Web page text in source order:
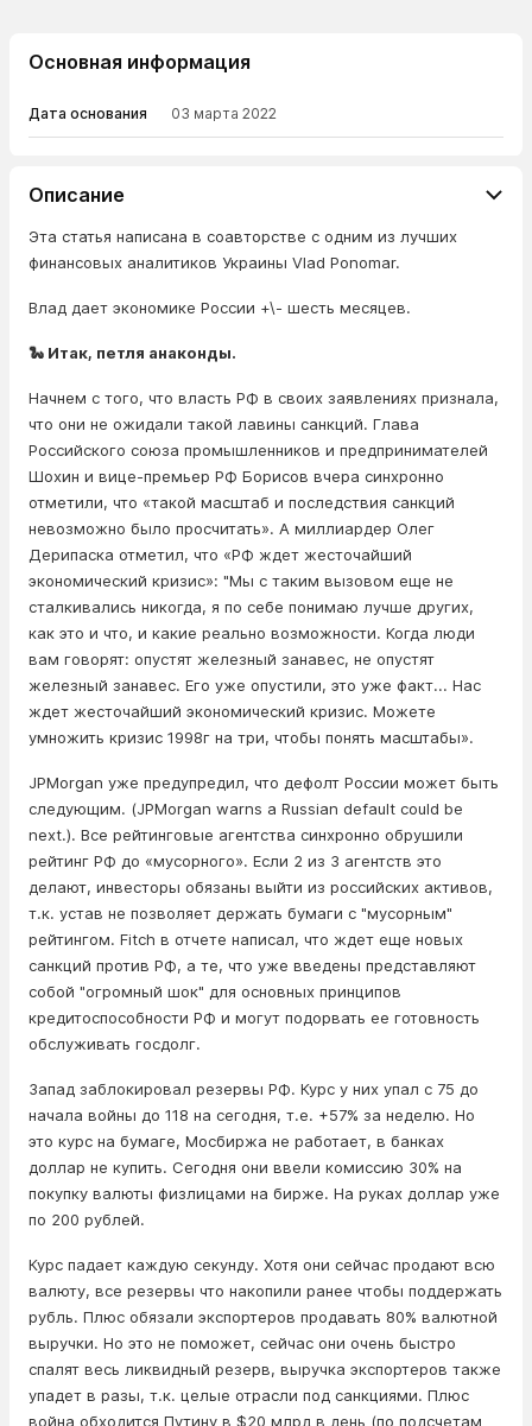
Основная информация
Дата основания 03 марта 2022
Описание
Эта статья написана в соавторстве с одним из лучших
финансовых аналитиков Украины Vlad Ponomar.
Влад дает экономике России +\- шесть месяцев.
🐍 Итак, петля анаконды.
Начнем с того, что власть РФ в своих заявлениях признала,
что они не ожидали такой лавины санкций. Глава
Российского союза промышленников и предпринимателей
Шохин и вице-премьер РФ Борисов вчера синхронно
отметили, что «такой масштаб и последствия санкций
невозможно было просчитать». А миллиардер Олег
Дерипаска отметил, что «РФ ждет жесточайший
экономический кризис»: "Мы с таким вызовом еще не
сталкивались никогда, я по себе понимаю лучше других,
как это и что, и какие реально возможности. Когда люди
вам говорят: опустят железный занавес, не опустят
железный занавес. Его уже опустили, это уже факт... Нас
ждет жесточайший экономический кризис. Можете
умножить кризис 1998г на три, чтобы понять масштабы».
JPMorgan уже предупредил, что дефолт России может быть
следующим. (JPMorgan warns a Russian default could be
next.). Все рейтинговые агентства синхронно обрушили
рейтинг РФ до «мусорного». Если 2 из 3 агентств это
делают, инвесторы обязаны выйти из российских активов,
т.к. устав не позволяет держать бумаги с "мусорным"
рейтингом. Fitch в отчете написал, что ждет еще новых
санкций против РФ, а те, что уже введены представляют
собой "огромный шок" для основных принципов
кредитоспособности РФ и могут подорвать ее готовность
обслуживать госдолг.
Запад заблокировал резервы РФ. Курс у них упал с 75 до
начала войны до 118 на сегодня, т.е. +57% за неделю. Но
это курс на бумаге, Мосбиржа не работает, в банках
доллар не купить. Сегодня они ввели комиссию 30% на
покупку валюты физлицами на бирже. На руках доллар уже
по 200 рублей.
Курс падает каждую секунду. Хотя они сейчас продают всю
валюту, все резервы что накопили ранее чтобы поддержать
рубль. Плюс обязали экспортеров продавать 80% валютной
выручки. Но это не поможет, сейчас они очень быстро
спалят весь ликвидный резерв, выручка экспортеров также
упадет в разы, т.к. целые отрасли под санкциями. Плюс
война обходится Путину в $20 млрд в день (по подсчетам